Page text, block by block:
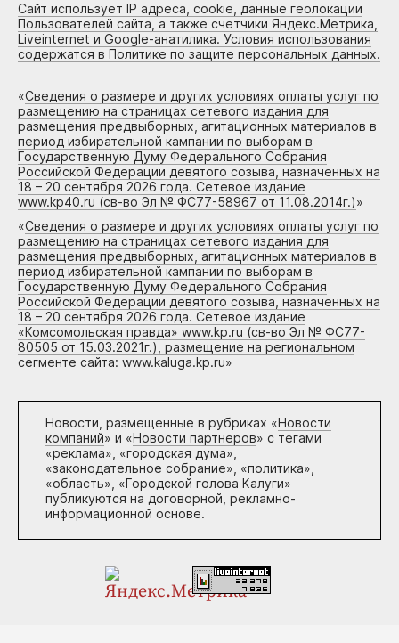
Сайт использует IP адреса, cookie, данные геолокации
Пользователей сайта, а также счетчики Яндекс.Метрика,
Liveinternet и Google-анатилика. Условия использования
содержатся в Политике по защите персональных данных.
«Сведения о размере и других условиях оплаты услуг по
размещению на страницах сетевого издания для
размещения предвыборных, агитационных материалов в
период избирательной кампании по выборам в
Государственную Думу Федерального Собрания
Российской Федерации девятого созыва, назначенных на
18 – 20 сентября 2026 года. Сетевое издание
www.kp40.ru (св-во Эл № ФС77-58967 от 11.08.2014г.)»
«Сведения о размере и других условиях оплаты услуг по
размещению на страницах сетевого издания для
размещения предвыборных, агитационных материалов в
период избирательной кампании по выборам в
Государственную Думу Федерального Собрания
Российской Федерации девятого созыва, назначенных на
18 – 20 сентября 2026 года. Сетевое издание
«Комсомольская правда» www.kp.ru (св-во Эл № ФС77-
80505 от 15.03.2021г.), размещение на региональном
сегменте сайта: www.kaluga.kp.ru»
Новости, размещенные в рубриках «Новости
компаний» и «Новости партнеров» с тегами
«реклама», «городская дума»,
«законодательное собрание», «политика»,
«область», «Городской голова Калуги»
публикуются на договорной, рекламно-
информационной основе.